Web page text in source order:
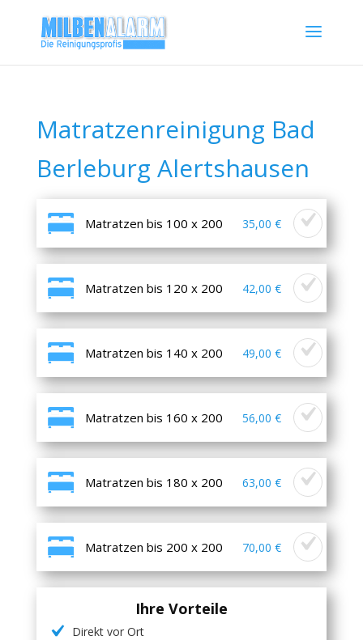
Matratzenreinigung Bad
Berleburg Alertshausen
Matratzen bis 100 x 200 35,00 €
Matratzen bis 120 x 200 42,00 €
Matratzen bis 140 x 200 49,00 €
Matratzen bis 160 x 200 56,00 €
Matratzen bis 180 x 200 63,00 €
Matratzen bis 200 x 200 70,00 €
Ihre Vorteile
Direkt vor Ort